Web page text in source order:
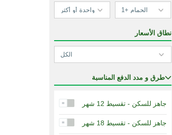
نطاق الأسعار
طرق و مدد الدفع المناسبة
جاهز للسكن - تقسيط 12 شهر
جاهز للسكن - تقسيط 18 شهر